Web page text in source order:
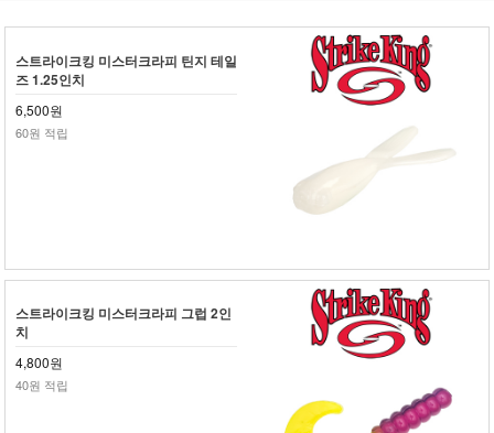
스트라이크킹 미스터크라피 틴지 테일
즈 1.25인치
6,500원
60원 적립
스트라이크킹 미스터크라피 그럽 2인
치
4,800원
40원 적립